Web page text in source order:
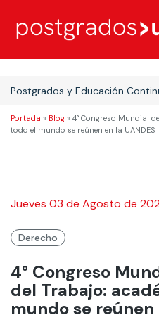
Postgrados y Educación
Portada » Blog » 4° Congreso Mundial
todo el mundo se reúnen en la UANDES
Jueves 03 de Agosto de
Derecho
4° Congreso
del Trabajo:
mundo se reúnen